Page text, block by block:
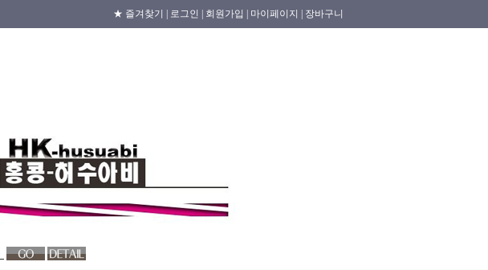
★ 즐겨찾기 | 로그인 | 회원가입 | 마이페이지 | 장바구니